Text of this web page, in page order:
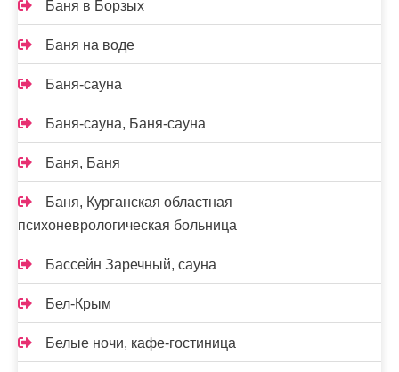
Баня в Борзых
Баня на воде
Баня-сауна
Баня-сауна, Баня-сауна
Баня, Баня
Баня, Курганская областная
психоневрологическая больница
Бассейн Заречный, сауна
Бел-Крым
Белые ночи, кафе-гостиница